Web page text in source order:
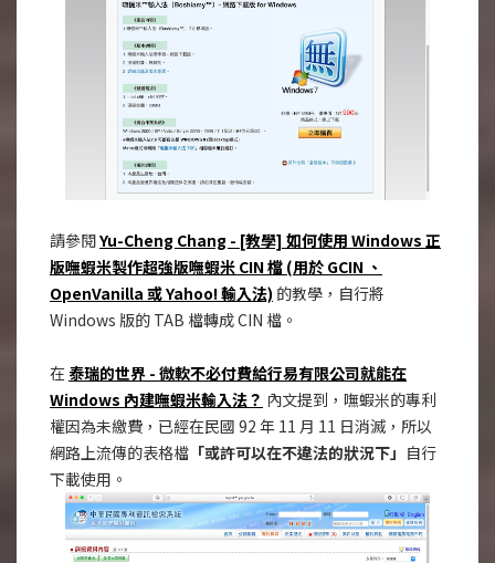
請參閱Yu-Cheng Chang - [教學] 如何使用 Windows 正
版嘸蝦米製作超強版嘸蝦米 CIN 檔 (用於 GCIN 、
OpenVanilla 或 Yahoo! 輸入法) 的教學，自行將
Windows 版的 TAB 檔轉成 CIN 檔。
在 泰瑞的世界 - 微軟不必付費給行易有限公司就能在
Windows 內建嘸蝦米輸入法？ 內文提到，嘸蝦米的專利
權因為未繳費，已經在民國 92 年 11 月 11 日消滅，所以
網路上流傳的表格檔 「或許可以在不違法的狀況下」 自行
下載使用。